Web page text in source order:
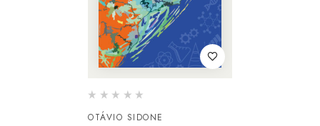
OTÁVIO SIDONE